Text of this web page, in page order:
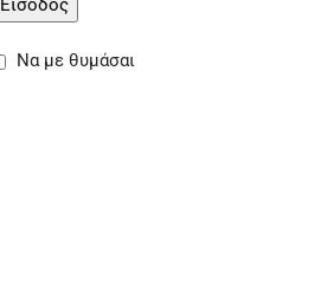
Είσοδος
Να με θυμάσαι